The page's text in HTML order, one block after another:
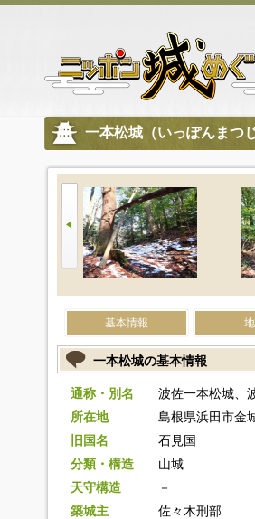
一本松城（いっぽんまつ
基本情報
一本松城の基本情報
通称・別名
波佐一本松城、
所在地
島根県浜田市金
旧国名
石見国
分類・構造
山城
天守構造
－
築城主
佐々木刑部